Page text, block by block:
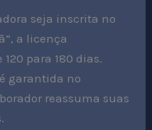
seja inscrita no
a licença
para 180 dias.
garantida no
reassuma suas